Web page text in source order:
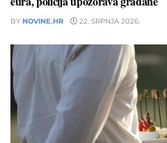
BY NOVINE.HR 22. SRPNJA 2026.